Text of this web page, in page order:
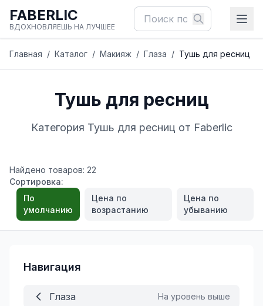
FABERLIC
ВДОХНОВЛЯЕШЬ НА ЛУЧШЕЕ
Главная / Каталог / Макияж / Глаза / Тушь для ресниц
Тушь для ресниц
Категория Тушь для ресниц от Faberlic
Найдено товаров: 22
Сортировка:
По
умолчанию
Цена по
возрастанию
Цена по
убыванию
Навигация
Глаза На уровень выше